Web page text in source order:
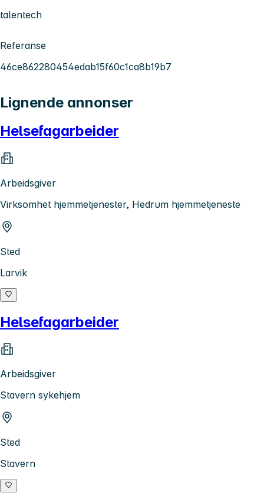
talentech
Referanse
46ce862280454edab15f60c1ca8b19b7
Lignende annonser
Helsefagarbeider
Arbeidsgiver
Virksomhet hjemmetjenester, Hedrum hjemmetjeneste
Sted
Larvik
Helsefagarbeider
Arbeidsgiver
Stavern sykehjem
Sted
Stavern